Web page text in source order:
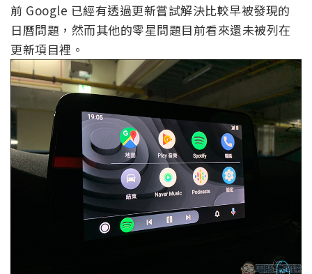
前 Google 已經有透過更新嘗試解決比較早被發現的
日曆問題，然而其他的零星問題目前看來還未被列在
更新項目裡。